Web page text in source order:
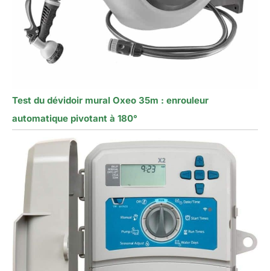
Test du dévidoir mural Oxeo 35m : enrouleur
automatique pivotant à 180°